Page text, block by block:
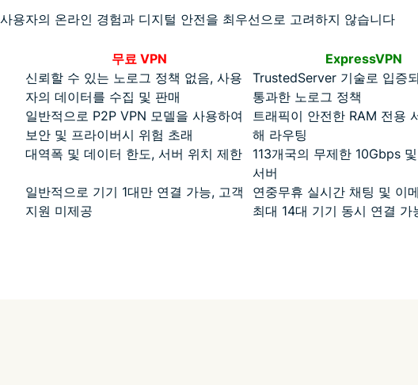
용자의 온라인 경험과 디지털 안전을 최우선으로 고려하지 않습니다
무료 VPN
ExpressVPN
신뢰할 수 있는 노로그 정책 없음, 사용
자의 데이터를 수집 및 판매
TrustedServer 기술로 입증
통과한 노로그 정책
일반적으로 P2P VPN 모델을 사용하여
보안 및 프라이버시 위험 초래
트래픽이 안전한 RAM 전용
해 라우팅
대역폭 및 데이터 한도, 서버 위치 제한
113개국의 무제한 10Gbps
서버
일반적으로 기기 1대만 연결 가능, 고객
지원 미제공
연중무휴 실시간 채팅 및 이
최대 14대 기기 동시 연결 가